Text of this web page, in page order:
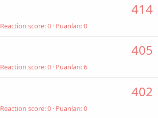
414
Reaction score 0 Puanları 0
405
Reaction score 0 Puanları 6
402
Reaction score 0 Puanları 0